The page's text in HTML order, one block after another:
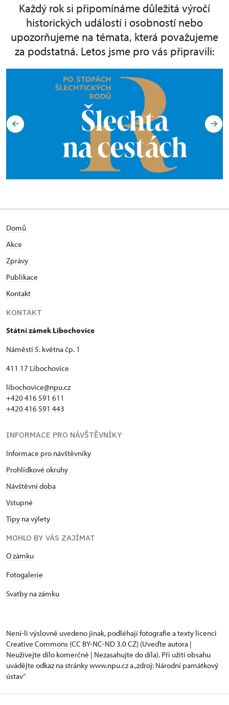
Každý rok si připomínáme důležitá výročí
historických událostí i osobností nebo
upozorňujeme na témata, která považujeme
za podstatná. Letos jsme pro vás připravili:
Domů
Akce
Zprávy
Publikace
Kontakt
KONTAKT
Státní zámek Libochovice
Náměstí 5. května čp. 1
411 17 Libochovice
libochovice@npu.cz
+420 416 591 611
+420 416 591 443
INFORMACE PRO NÁVŠTĚVNÍKY
Informace pro návštěvníky
Prohlídkové okruhy
Návštěvní doba
Vstupné
Tipy na výlety
MOHLO BY VÁS ZAJÍMAT
O zámku
Fotogalerie
Svatby na zámku
Není-li výslovně uvedeno jinak, podléhají fotografie a texty licenci
Creative Commons (CC BY-NC-ND 3.0 CZ) (Uveďte autora |
Neužívejte dílo komerčně | Nezasahujte do díla). Při užití obsahu
uvádějte odkaz na stránky www.npu.cz a „zdroj: Národní památkový
ústav“